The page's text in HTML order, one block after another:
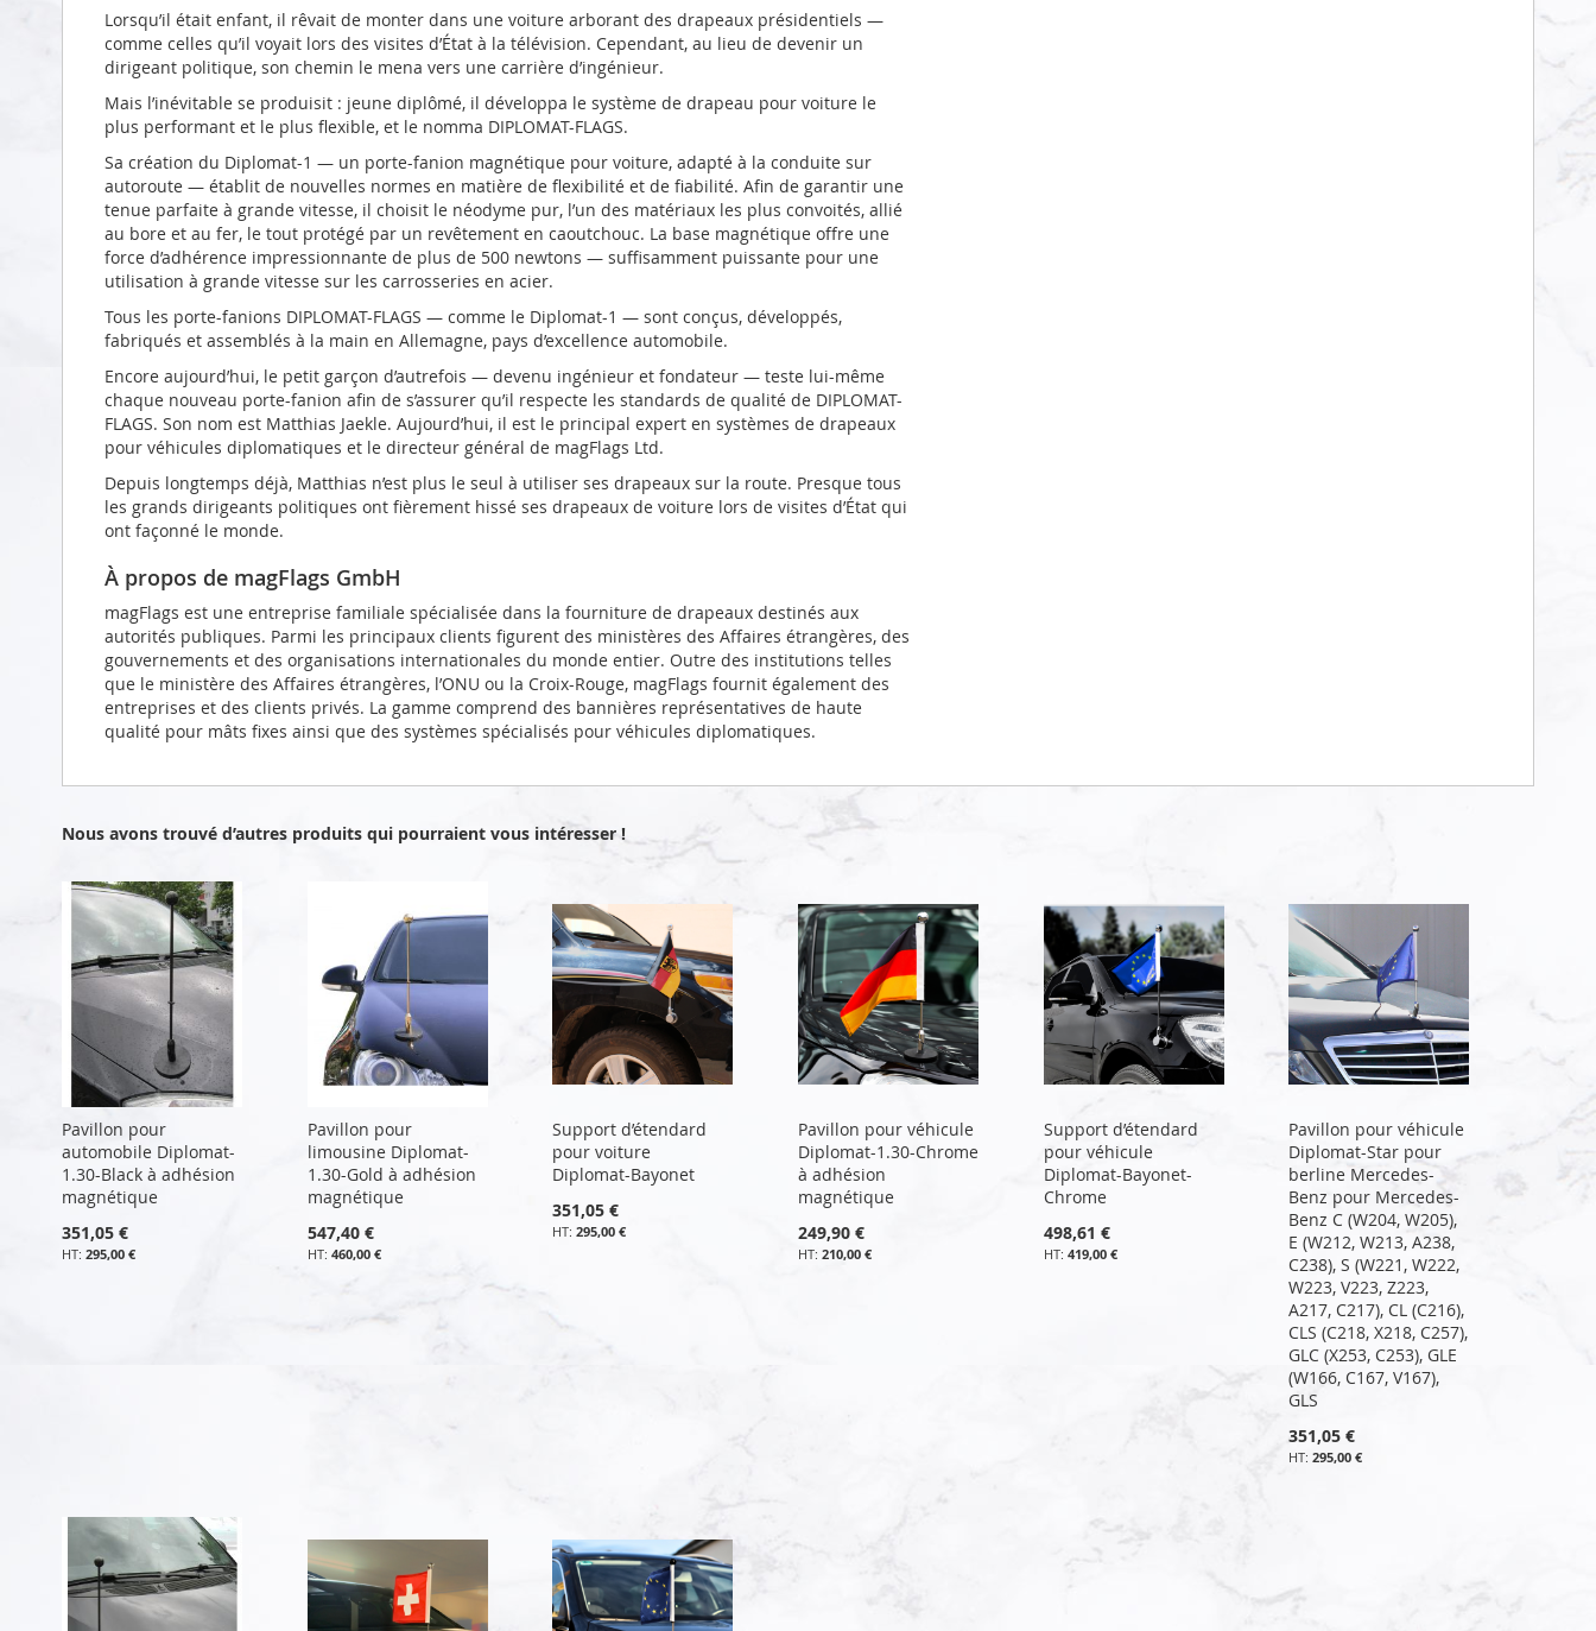
Lorsqu’il était enfant, il rêvait de monter dans une voiture arborant des drapeaux présidentiels —
comme celles qu’il voyait lors des visites d’État à la télévision. Cependant, au lieu de devenir un
dirigeant politique, son chemin le mena vers une carrière d’ingénieur.
Mais l’inévitable se produisit : jeune diplômé, il développa le système de drapeau pour voiture le
plus performant et le plus flexible, et le nomma DIPLOMAT-FLAGS.
Sa création du Diplomat-1 — un porte-fanion magnétique pour voiture, adapté à la conduite sur
autoroute — établit de nouvelles normes en matière de flexibilité et de fiabilité. Afin de garantir une
tenue parfaite à grande vitesse, il choisit le néodyme pur, l’un des matériaux les plus convoités, allié
au bore et au fer, le tout protégé par un revêtement en caoutchouc. La base magnétique offre une
force d’adhérence impressionnante de plus de 500 newtons — suffisamment puissante pour une
utilisation à grande vitesse sur les carrosseries en acier.
Tous les porte-fanions DIPLOMAT-FLAGS — comme le Diplomat-1 — sont conçus, développés,
fabriqués et assemblés à la main en Allemagne, pays d’excellence automobile.
Encore aujourd’hui, le petit garçon d’autrefois — devenu ingénieur et fondateur — teste lui-même
chaque nouveau porte-fanion afin de s’assurer qu’il respecte les standards de qualité de DIPLOMAT-
FLAGS. Son nom est Matthias Jaekle. Aujourd’hui, il est le principal expert en systèmes de drapeaux
pour véhicules diplomatiques et le directeur général de magFlags Ltd.
Depuis longtemps déjà, Matthias n’est plus le seul à utiliser ses drapeaux sur la route. Presque tous
les grands dirigeants politiques ont fièrement hissé ses drapeaux de voiture lors de visites d’État qui
ont façonné le monde.
À propos de magFlags GmbH
magFlags est une entreprise familiale spécialisée dans la fourniture de drapeaux destinés aux
autorités publiques. Parmi les principaux clients figurent des ministères des Affaires étrangères, des
gouvernements et des organisations internationales du monde entier. Outre des institutions telles
que le ministère des Affaires étrangères, l’ONU ou la Croix-Rouge, magFlags fournit également des
entreprises et des clients privés. La gamme comprend des bannières représentatives de haute
qualité pour mâts fixes ainsi que des systèmes spécialisés pour véhicules diplomatiques.
Nous avons trouvé d’autres produits qui pourraient vous intéresser !
Pavillon pour
automobile Diplomat-
1.30-Black à adhésion
magnétique
351,05 €
295,00 €
Pavillon pour
limousine Diplomat-
1.30-Gold à adhésion
magnétique
547,40 €
460,00 €
Support d’étendard
pour voiture
Diplomat-Bayonet
351,05 €
295,00 €
Pavillon pour véhicule
Diplomat-1.30-Chrome
à adhésion
magnétique
249,90 €
210,00 €
Support d’étendard
pour véhicule
Diplomat-Bayonet-
Chrome
498,61 €
419,00 €
Pavillon pour véhicule
Diplomat-Star pour
berline Mercedes-
Benz pour Mercedes-
Benz C (W204, W205),
E (W212, W213, A238,
C238), S (W221, W222,
W223, V223, Z223,
A217, C217), CL (C216),
CLS (C218, X218, C257),
GLC (X253, C253), GLE
(W166, C167, V167),
GLS
351,05 €
295,00 €